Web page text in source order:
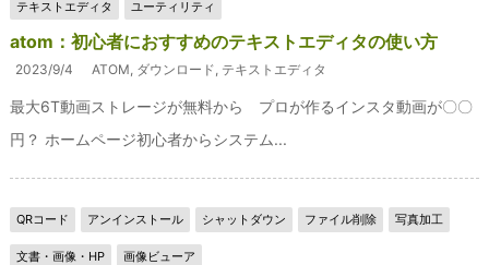
テキストエディタ ユーティリティ
atom：初心者におすすめのテキストエディタの使い方
2023/9/4 ATOM, ダウンロード, テキストエディタ
最大6T動画ストレージが無料から プロが作るインスタ動画が〇〇
円？ ホームページ初心者からシステム...
QRコード アンインストール シャットダウン ファイル削除 写真加工
文書・画像・HP 画像ビューア